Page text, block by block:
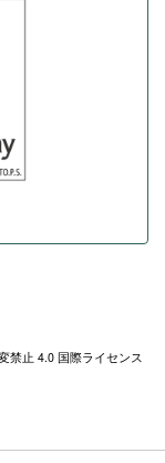
禁止 4.0 国際ライセンス